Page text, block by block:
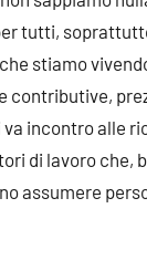
tutti,
stiamo
contributive,
incontro alle
di lavoro che,
assumere